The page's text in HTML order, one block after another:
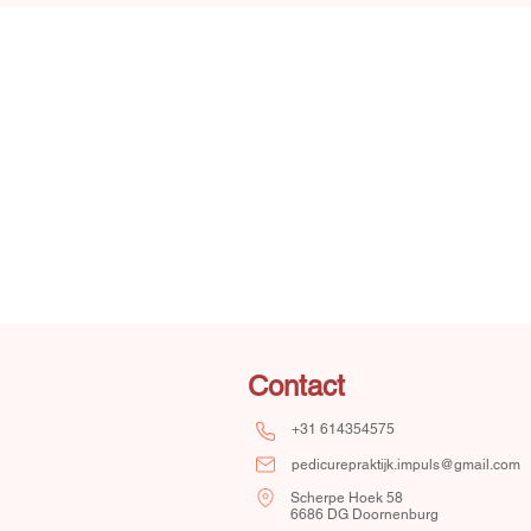
Contact
+31 614354575
pedicurepraktijk.impuls@gmail.com
Scherpe Hoek 58
6686 DG Doornenburg